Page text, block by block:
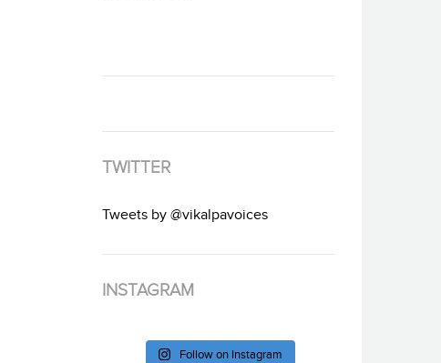
TWITTER
Tweets by @vikalpavoices
INSTAGRAM
Follow on Instagram